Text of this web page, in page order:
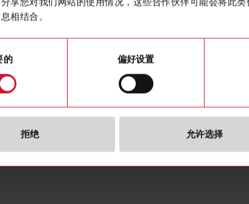
相结合。
的 偏好设置
拒绝 允许选择
E-Number (SE)